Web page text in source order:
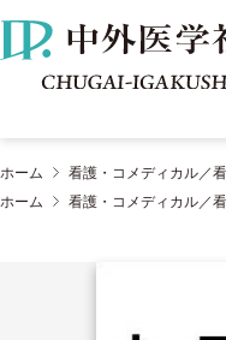
株式会社 中外医学社
ホーム 看護・コメディカル／
ホーム
看護・コメディカル／